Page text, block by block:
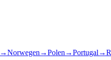
→Norwegen →Polen →Portugal →